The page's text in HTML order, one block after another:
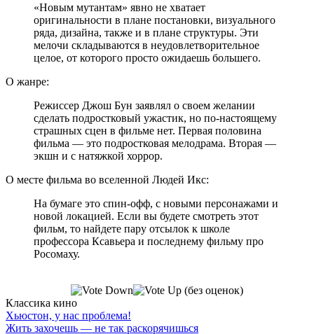
«Новым мутантам» явно не хватает
оригинальности в плане постановки, визуального
ряда, дизайна, также и в плане структуры. Эти
мелочи складываются в неудовлетворительное
целое, от которого просто ожидаешь большего.
О жанре:
Режиссер Джош Бун заявлял о своем желании
сделать подростковый ужастик, но по-настоящему
страшных сцен в фильме нет. Первая половина
фильма — это подростковая мелодрама. Вторая —
экшн и с натяжкой хоррор.
О месте фильма во вселенной Людей Икс:
На бумаге это спин-офф, с новыми персонажами и
новой локацией. Если вы будете смотреть этот
фильм, то найдете пару отсылок к школе
профессора Ксавьера и последнему фильму про
Росомаху.
(без оценок)
Классика кино
Хьюстон, у нас проблема!
Жить захочешь — не так раскорячишься